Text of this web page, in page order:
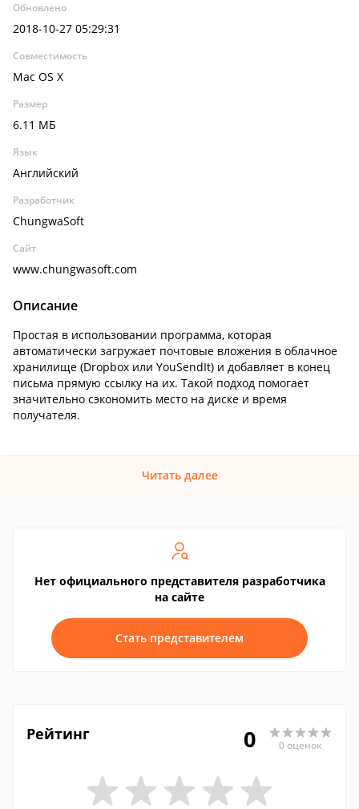
Обновлено
2018-10-27 05:29:31
Совместимость
Mac OS X
Размер
6.11 МБ
Язык
Английский
Разработчик
ChungwaSoft
Сайт
www.chungwasoft.com
Описание
Простая в использовании программа, которая
автоматически загружает почтовые вложения в облачное
хранилище (Dropbox или YouSendIt) и добавляет в конец
письма прямую ссылку на их. Такой подход помогает
значительно сэкономить место на диске и время
получателя.
Читать далее
Нет официального представителя разработчика
на сайте
Стать представителем
Рейтинг 0 0 оценок